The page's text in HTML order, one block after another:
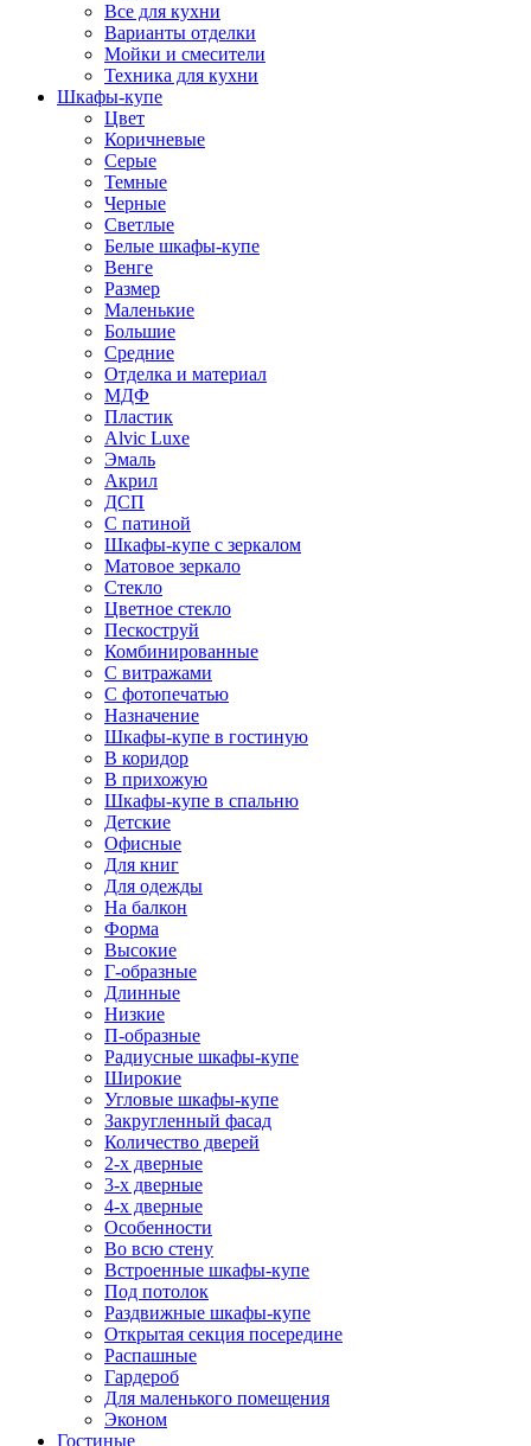
Все для кухни
Варианты отделки
Мойки и смесители
Техника для кухни
Шкафы-купе
Цвет
Коричневые
Серые
Темные
Черные
Светлые
Белые шкафы-купе
Венге
Размер
Маленькие
Большие
Средние
Отделка и материал
МДФ
Пластик
Alvic Luxe
Эмаль
Акрил
ДСП
С патиной
Шкафы-купе с зеркалом
Матовое зеркало
Стекло
Цветное стекло
Пескоструй
Комбинированные
С витражами
С фотопечатью
Назначение
Шкафы-купе в гостиную
В коридор
В прихожую
Шкафы-купе в спальню
Детские
Офисные
Для книг
Для одежды
На балкон
Форма
Высокие
Г-образные
Длинные
Низкие
П-образные
Радиусные шкафы-купе
Широкие
Угловые шкафы-купе
Закругленный фасад
Количество дверей
2-х дверные
3-х дверные
4-х дверные
Особенности
Во всю стену
Встроенные шкафы-купе
Под потолок
Раздвижные шкафы-купе
Открытая секция посередине
Распашные
Гардероб
Для маленького помещения
Эконом
Гостиные